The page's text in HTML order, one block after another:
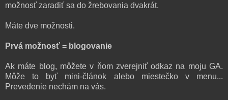
možnosť zaradiť sa do žrebovania dvakrát.
Máte dve možnosti.
Prvá možnosť = blogovanie
Ak máte blog, môžete v ňom zverejniť odkaz na moju GA.
Môže to byť mini-článok alebo miestečko v menu...
Prevedenie nechám na vás.